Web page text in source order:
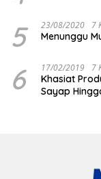
5 23/08/2020 7
Menunggu
6 17/02/2019 7
Khasiat
Sayap